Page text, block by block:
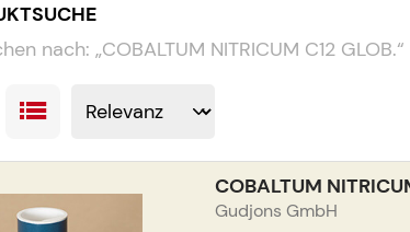
nach: „COBALTUM NITRICUM C12 GLOB.“
COBALTUM
Gudjons GmbH